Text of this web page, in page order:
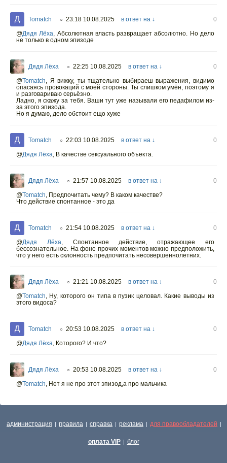
Tomatch ○ 23:18 10.08.2025 в ответ на ↓
0
@Дядя Лёха, Абсолютная власть развращает абсолютно. Но дело
не только в одном эпизоде
Дядя Лёха ○ 22:25 10.08.2025 в ответ на ↓
0
@Tomatch, Я вижку, ты тщательно выбираеш выражения, видимо
опасаясь провокаций с моей стороны. Ты слишком умён, поэтому я
и разговариваю серьёзно.
Ладно, я скажу за тебя. Ваши тут уже называли его педафилом из-
за этого эпизода.
Но я думаю, дело обстоит ещо хуже
Tomatch ○ 22:03 10.08.2025 в ответ на ↓
0
@Дядя Лёха, В качестве сексуального объекта.
Дядя Лёха ○ 21:57 10.08.2025 в ответ на ↓
0
@Tomatch, Предпочитать чему? В каком качестве?
Что действие спонтанное - это да
Tomatch ○ 21:54 10.08.2025 в ответ на ↓
0
@Дядя Лёха,Спонтанное действие, отражающее его
бессознательное. На фоне прочих моментов можно предположить,
что у него есть склонность предпочитать несовершеннолетних.
Дядя Лёха ○ 21:21 10.08.2025 в ответ на ↓
0
@Tomatch, Ну, которого он типа в пузик целовал. Какие выводы из
этого видоса?
Tomatch ○ 20:53 10.08.2025 в ответ на ↓
0
@Дядя Лёха, Которого? И что?
Дядя Лёха ○ 20:53 10.08.2025 в ответ на ↓
0
@Tomatch, Нет я не про этот эпизод,а про мальчика
администрация | правила | справка | реклама | для правообладателей |
оплата VIP | блог